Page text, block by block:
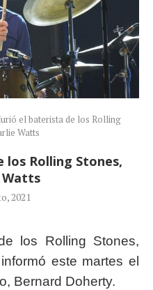
el baterista de los Rolling
Watts
Rolling Stones,
Watts
2021
los Rolling Stones,
este martes el
Bernard Doherty.